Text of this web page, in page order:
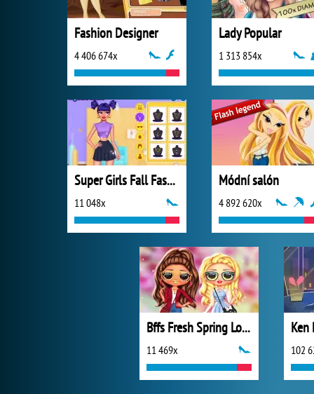
Fashion Designer
4 406 674x
Lady Popular
1 313 854x
Super Girls Fall Fashion Trends
11 048x
Módní salón
4 892 620x
Bffs Fresh Spring Look
11 469x
Ken
102